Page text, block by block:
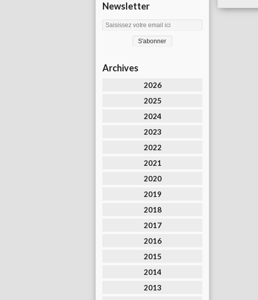
Newsletter
Archives
2026
2025
2024
2023
2022
2021
2020
2019
2018
2017
2016
2015
2014
2013